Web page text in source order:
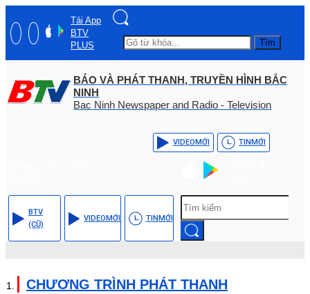
Tải App
BTV
PLUS
Tìm
BÁO VÀ PHÁT THANH, TRUYỀN HÌNH BẮC
NINH
Bac Ninh Newspaper and Radio - Television
VIDEOMỚI TINMỚI
BTV
(CŨ)
VIDEOMỚI TINMỚI
CHƯƠNG TRÌNH PHÁT THANH